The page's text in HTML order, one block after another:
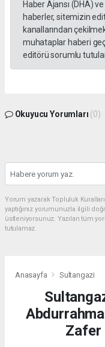
Haber Ajansı (DHA)
haberler, sitemizin
kanallarından
muhataplar haberi
editörü sorumlu
Okuyucu Yorumları (0)
Yorum yazarak Topluluk
yaptığınız yorumunuzla ilgili
üstleniyorsunuz. Yazılan tüm
tutulamaz.
Anasayfa Sultangazi
Zafer